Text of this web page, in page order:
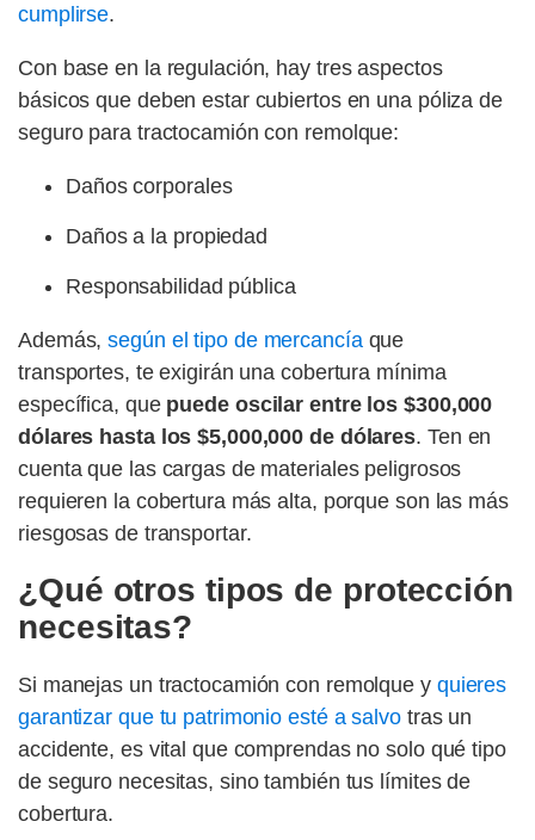
cumplirse.
Con base en la regulación, hay tres aspectos
básicos que deben estar cubiertos en una póliza de
seguro para tractocamión con remolque:
Daños corporales
Daños a la propiedad
Responsabilidad pública
Además,según el tipo de mercancíaque
transportes, te exigirán una cobertura mínima
específica, quepuede oscilar entre los $300,000
dólares hasta los $5,000,000 de dólares. Ten en
cuenta que las cargas de materiales peligrosos
requieren la cobertura más alta, porque son las más
riesgosas de transportar.
¿Qué otros tipos de protección
necesitas?
Si manejas un tractocamión con remolque yquieres
garantizar que tu patrimonio esté a salvotras un
accidente, es vital que comprendas no solo qué tipo
de seguro necesitas, sino también tus límites de
cobertura.